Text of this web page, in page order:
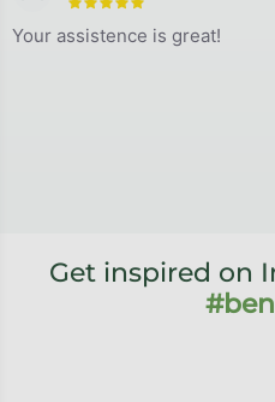
The store rating is 5
Your assistence is great!
Get inspired on